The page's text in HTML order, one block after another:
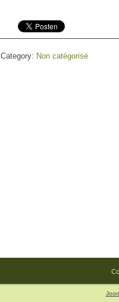
Category: Non catégorisé